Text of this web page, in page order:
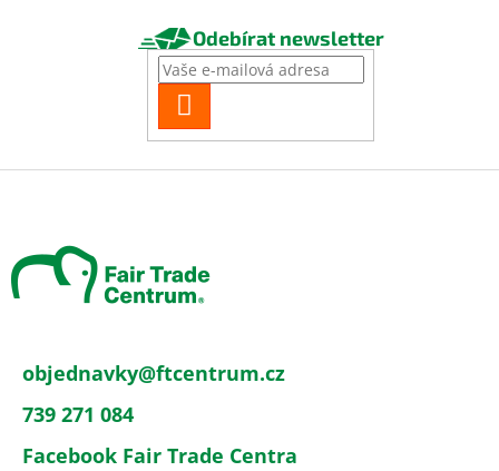
Odebírat newsletter
SE
objednavky@ftcentrum.cz
739 271 084
Facebook Fair Trade Centra